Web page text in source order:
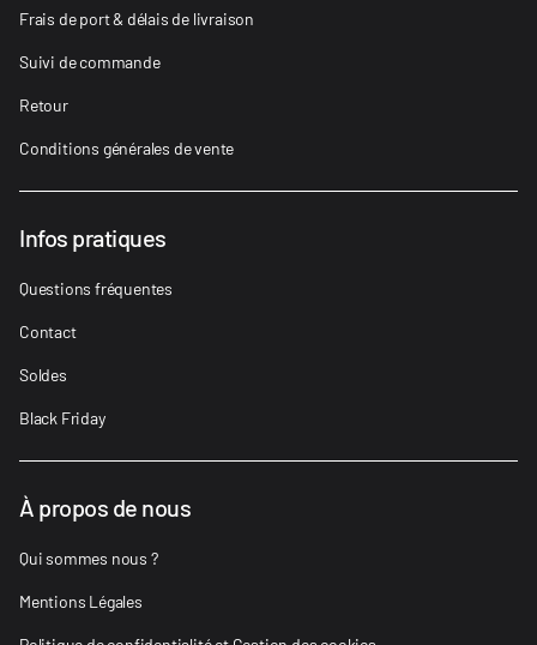
Frais de port & délais de livraison
Suivi de commande
Retour
Conditions générales de vente
Infos pratiques
Questions fréquentes
Contact
Soldes
Black Friday
À propos de nous
Qui sommes nous ?
Mentions Légales